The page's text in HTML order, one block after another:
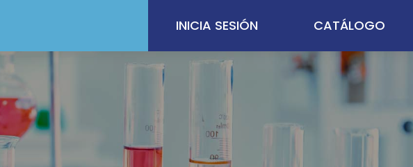
INICIA SESIÓN CATÁLOGO